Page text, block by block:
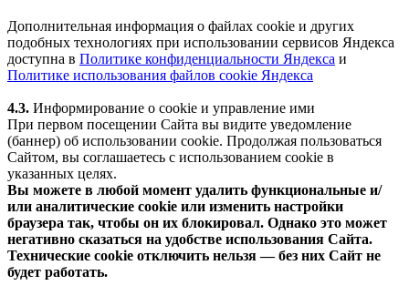
Дополнительная информация о файлах cookie и других
подобных технологиях при использовании сервисов Яндекса
доступна в Политике конфиденциальности Яндекса и
Политике использования файлов cookie Яндекса
4.3. Информирование о cookie и управление ими
При первом посещении Сайта вы видите уведомление
(баннер) об использовании cookie. Продолжая пользоваться
Сайтом, вы соглашаетесь с использованием cookie в
указанных целях.
Вы можете в любой момент удалить функциональные и/
или аналитические cookie или изменить настройки
браузера так, чтобы он их блокировал. Однако это может
негативно сказаться на удобстве использования Сайта.
Технические cookie отключить нельзя — без них Сайт не
будет работать.